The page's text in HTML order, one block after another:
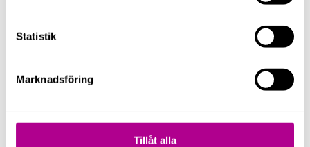
Statistik
Marknadsföring
Tillåt alla